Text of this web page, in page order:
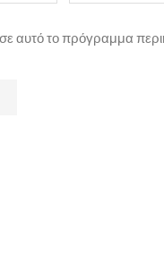
αυτό το πρόγραμμα